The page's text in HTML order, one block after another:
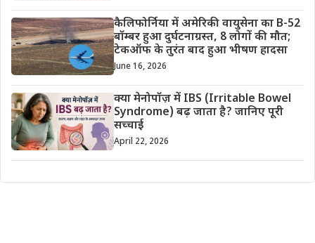
कैलिफोर्निया में अमेरिकी वायुसेना का B-52
बॉम्बर हुआ दुर्घटनाग्रस्त, 8 लोगों की मौत;
टेकऑफ के तुरंत बाद हुआ भीषण हादसा
June 16, 2026
क्या मेनोपॉज़ में IBS (Irritable Bowel
Syndrome) बढ़ जाता है? जानिए पूरी
सच्चाई
April 22, 2026